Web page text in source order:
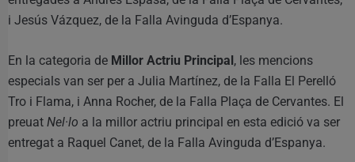
i Jesús Vázquez, de la Falla Avinguda d’Espanya.
En la categoria de Millor Actriu Principal, les mencions
especials van ser per a Julia Martínez, de la Falla El Perelló
Tro i Flama, i Anna Rocher, de la Falla Plaça de Cervantes. El
preuat Nel·lo a la millor actriu principal en esta edició va ser
entregat a Raquel Canet, de la Falla Avinguda d’Espanya.